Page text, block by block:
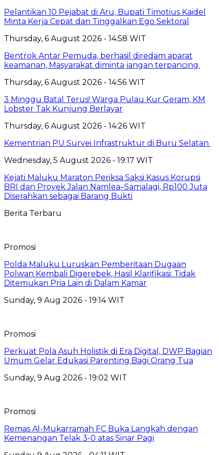
Pelantikan 10 Pejabat di Aru, Bupati Timotius Kaidel
Minta Kerja Cepat dan Tinggalkan Ego Sektoral
Thursday, 6 August 2026 - 14:58 WIT
Bentrok Antar Pemuda, berhasil diredam aparat
keamanan, Masyarakat diminta jangan terpancing.
Thursday, 6 August 2026 - 14:56 WIT
3 Minggu Batal Terus! Warga Pulau Kur Geram, KM
Lobster Tak Kunjung Berlayar
Thursday, 6 August 2026 - 14:26 WIT
Kementrian PU Survei Infrastruktur di Buru Selatan
Wednesday, 5 August 2026 - 19:17 WIT
Kejati Maluku Maraton Periksa Saksi Kasus Korupsi
BRI dan Proyek Jalan Namlea–Samalagi, Rp100 Juta
Diserahkan sebagai Barang Bukti
Berita Terbaru
Promosi
Polda Maluku Luruskan Pemberitaan Dugaan
Polwan Kembali Digerebek, Hasil Klarifikasi: Tidak
Ditemukan Pria Lain di Dalam Kamar
Sunday, 9 Aug 2026 - 19:14 WIT
Promosi
Perkuat Pola Asuh Holistik di Era Digital, DWP Bagian
Umum Gelar Edukasi Parenting Bagi Orang Tua
Sunday, 9 Aug 2026 - 19:02 WIT
Promosi
Remas Al-Mukarramah FC Buka Langkah dengan
Kemenangan Telak 3-0 atas Sinar Pagi